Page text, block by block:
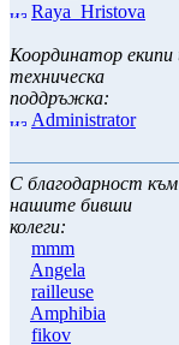
Raya_Hristova
Координатор екипи
техническа
поддръжка:
Administrator
С благодарност към
нашите бивши
колеги:
mmm
Angela
railleuse
Amphibia
fikov